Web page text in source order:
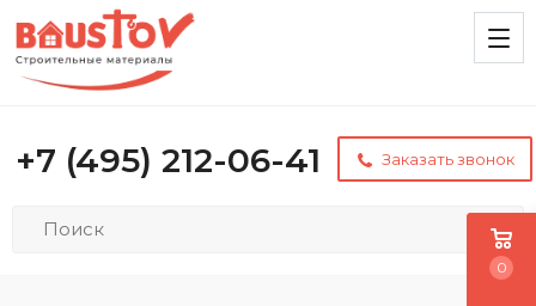
+7 (495) 212-06-41 Заказать звонок
0